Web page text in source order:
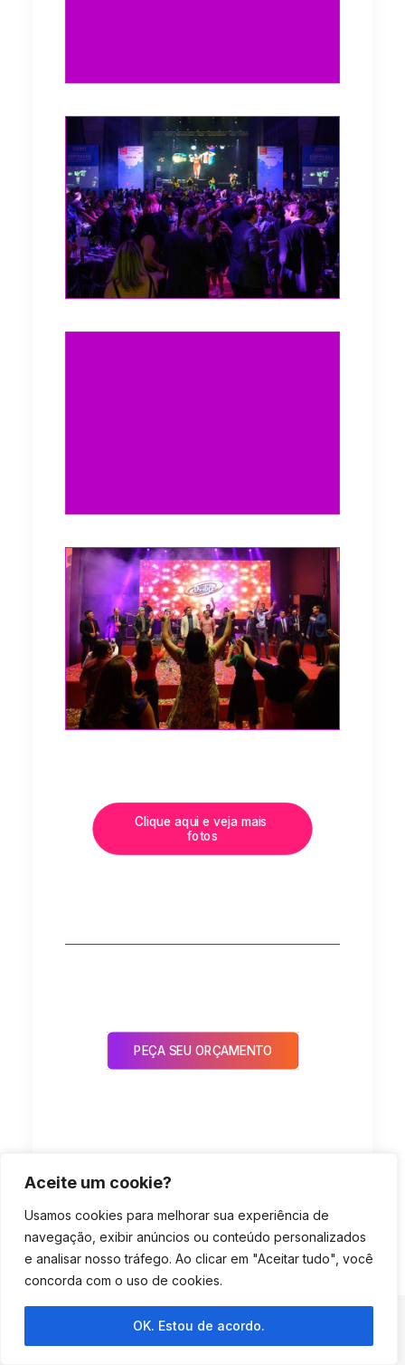
Aceite um cookie?
Usamos cookies para melhorar sua experiência de
navegação, exibir anúncios ou conteúdo personalizados
e analisar nosso tráfego. Ao clicar em "Aceitar tudo", você
concorda com o uso de cookies.
OK. Estou de acordo.
Clique aqui e veja mais
fotos
PEÇA SEU ORÇAMENTO
by helecossistema
1 2